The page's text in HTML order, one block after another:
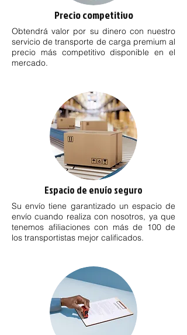
Precio competitivo
Obtendrá valor por su dinero con nuestro
servicio de transporte de carga premium al
precio más competitivo disponible en el
mercado.
Espacio de envío seguro
Su envío tiene garantizado un espacio de
envío cuando realiza con nosotros, ya que
tenemos afiliaciones con más de 100 de
los transportistas mejor calificados.